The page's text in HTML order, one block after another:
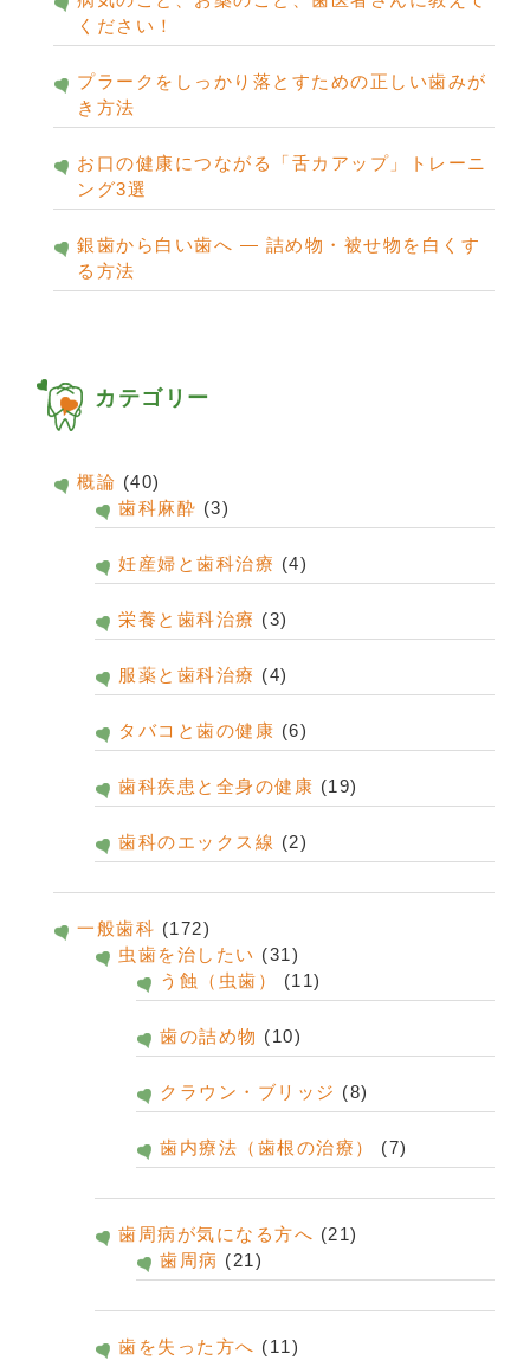
ください！
プラークをしっかり落とすための正しい歯みが
き方法
お口の健康につながる「舌カアップ」トレーニ
ング3選
銀歯から白い歯へ ― 詰め物・被せ物を白くす
る方法
カテゴリー
概論 (40)
歯科麻酔 (3)
妊産婦と歯科治療 (4)
栄養と歯科治療 (3)
服薬と歯科治療 (4)
タバコと歯の健康 (6)
歯科疾患と全身の健康 (19)
歯科のエックス線 (2)
一般歯科 (172)
虫歯を治したい (31)
う蝕（虫歯）
(11)
歯の詰め物 (10)
クラウン・ブリッジ (8)
歯内療法（歯根の治療） (7)
歯周病が気になる方へ (21)
歯周病 (21)
歯を失った方へ (11)